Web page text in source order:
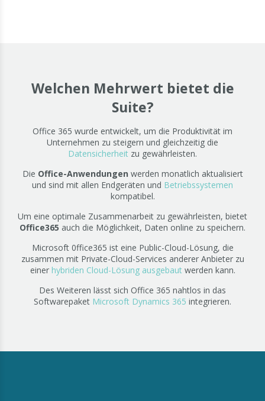
Welchen Mehrwert bietet die
Suite?
Office 365 wurde entwickelt, um die Produktivität im
Unternehmen zu steigern und gleichzeitig die
Datensicherheit zu gewährleisten.
Die Office-Anwendungen werden monatlich aktualisiert
und sind mit allen Endgeräten und Betriebssystemen
kompatibel.
Um eine optimale Zusammenarbeit zu gewährleisten, bietet
Office365 auch die Möglichkeit, Daten online zu speichern.
Microsoft 0ffice365 ist eine Public-Cloud-Lösung, die
zusammen mit Private-Cloud-Services anderer Anbieter zu
einer hybriden Cloud-Lösung ausgebautwerden kann.
Des Weiteren lässt sich Office 365 nahtlos in das
Softwarepaket Microsoft Dynamics 365 integrieren.